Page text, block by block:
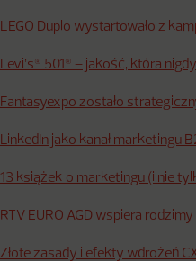
LEGO Duplo wystartowało z
Levi’s® 501® – jakość, która
Fantasyexpo zostało
LinkedIn jako kanał marketingu
13 książek o marketingu (i nie
RTV EURO AGD wspiera
Złote zasady i efekty wdrożeń